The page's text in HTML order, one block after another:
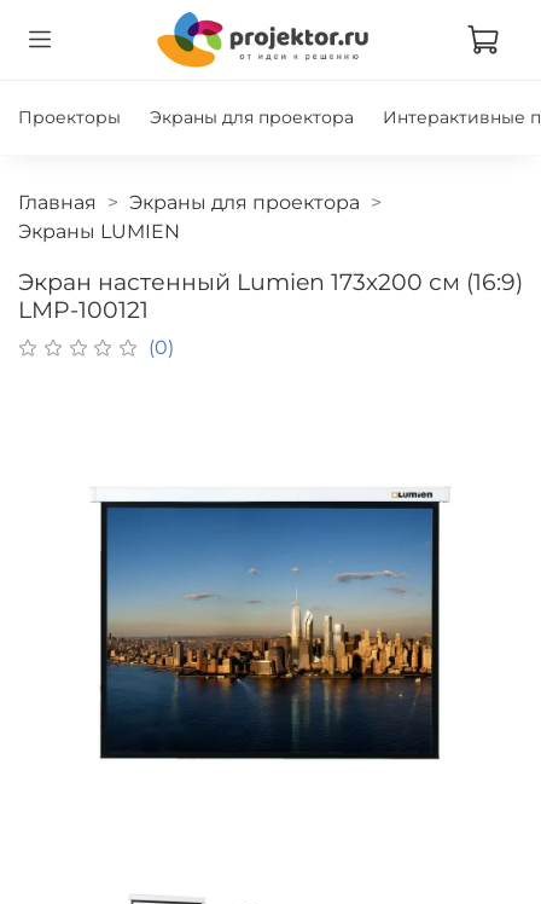
Проекторы Экраны для проектора Интерактивные
Главная
Экраны для проектора
Экраны LUMIEN
Экран настенный Lumien 173х200 см (16:9)
LMP-100121
(0)